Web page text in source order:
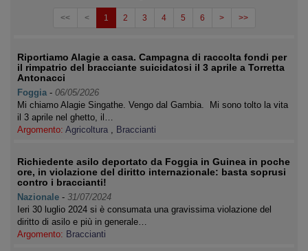
<< < 1 2 3 4 5 6 > >>
Riportiamo Alagie a casa. Campagna di raccolta fondi per
il rimpatrio del bracciante suicidatosi il 3 aprile a Torretta
Antonacci
Foggia - 06/05/2026
Mi chiamo Alagie Singathe. Vengo dal Gambia. Mi sono tolto la vita
il 3 aprile nel ghetto, il…
Argomento: Agricoltura , Braccianti
Richiedente asilo deportato da Foggia in Guinea in poche
ore, in violazione del diritto internazionale: basta soprusi
contro i braccianti!
Nazionale - 31/07/2024
Ieri 30 luglio 2024 si è consumata una gravissima violazione del
diritto di asilo e più in generale…
Argomento: Braccianti